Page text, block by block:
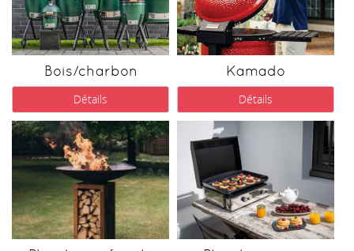
Bois/charbon
Détails
Kamado
Détails